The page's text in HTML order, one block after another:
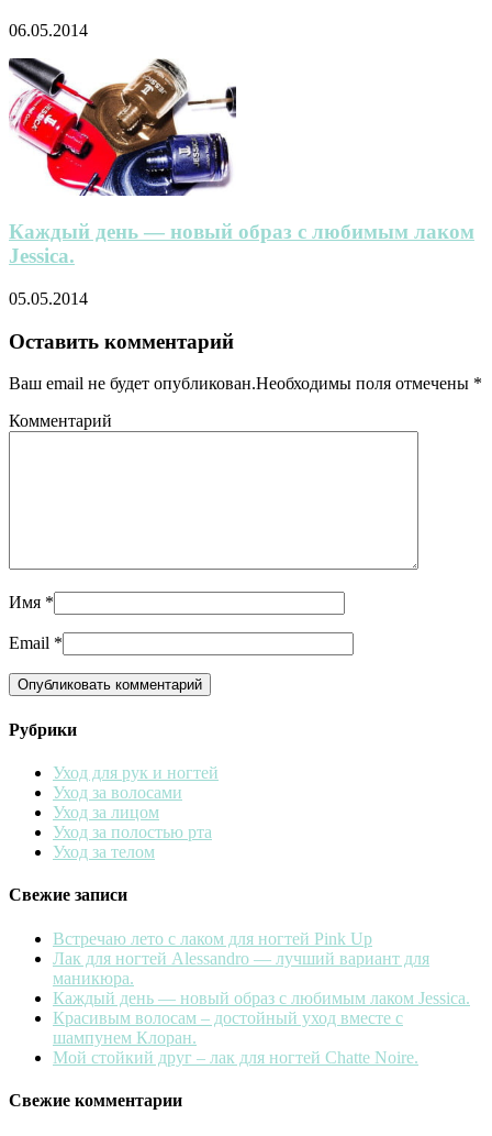
06.05.2014
Каждый день — новый образ с любимым лаком
Jessica.
05.05.2014
Оставить комментарий
Ваш email не будет опубликован.Необходимы поля отмечены *
Комментарий
Имя *
Email *
Рубрики
Уход для рук и ногтей
Уход за волосами
Уход за лицом
Уход за полостью рта
Уход за телом
Свежие записи
Встречаю лето с лаком для ногтей Pink Up
Лак для ногтей Alessandro — лучший вариант для
маникюра.
Каждый день — новый образ с любимым лаком Jessica.
Красивым волосам – достойный уход вместе с
шампунем Клоран.
Мой стойкий друг – лак для ногтей Chatte Noire.
Свежие комментарии